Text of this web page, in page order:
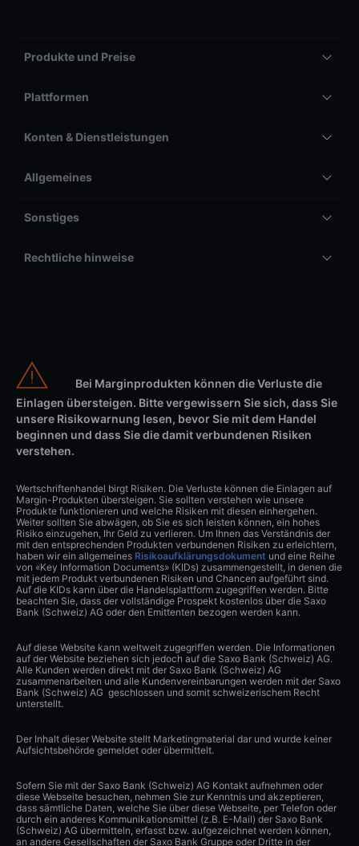
Produkte und Preise
Plattformen
Konten & Dienstleistungen
Allgemeines
Sonstiges
Rechtliche hinweise
Bei Marginprodukten können die Verluste die
Einlagen übersteigen. Bitte vergewissern Sie sich, dass Sie
unsere Risikowarnung lesen, bevor Sie mit dem Handel
beginnen und dass Sie die damit verbundenen Risiken
verstehen.
Wertschriftenhandel birgt Risiken. Die Verluste können die Einlagen auf
Margin-Produkten übersteigen. Sie sollten verstehen wie unsere
Produkte funktionieren und welche Risiken mit diesen einhergehen.
Weiter sollten Sie abwägen, ob Sie es sich leisten können, ein hohes
Risiko einzugehen, Ihr Geld zu verlieren. Um Ihnen das Verständnis der
mit den entsprechenden Produkten verbundenen Risiken zu erleichtern,
haben wir ein allgemeines Risikoaufklärungsdokument und eine Reihe
von «Key Information Documents» (KIDs) zusammengestellt, in denen die
mit jedem Produkt verbundenen Risiken und Chancen aufgeführt sind.
Auf die KIDs kann über die Handelsplattform zugegriffen werden. Bitte
beachten Sie, dass der vollständige Prospekt kostenlos über die Saxo
Bank (Schweiz) AG oder den Emittenten bezogen werden kann.
Auf diese Website kann weltweit zugegriffen werden. Die Informationen
auf der Website beziehen sich jedoch auf die Saxo Bank (Schweiz) AG.
Alle Kunden werden direkt mit der Saxo Bank (Schweiz) AG
zusammenarbeiten und alle Kundenvereinbarungen werden mit der Saxo
Bank (Schweiz) AG geschlossen und somit schweizerischem Recht
unterstellt.
Der Inhalt dieser Website stellt Marketingmaterial dar und wurde keiner
Aufsichtsbehörde gemeldet oder übermittelt.
Sofern Sie mit der Saxo Bank (Schweiz) AG Kontakt aufnehmen oder
diese Webseite besuchen, nehmen Sie zur Kenntnis und akzeptieren,
dass sämtliche Daten, welche Sie über diese Webseite, per Telefon oder
durch ein anderes Kommunikationsmittel (z.B. E-Mail) der Saxo Bank
(Schweiz) AG übermitteln, erfasst bzw. aufgezeichnet werden können,
an andere Gesellschaften der Saxo Bank Gruppe oder Dritte in der